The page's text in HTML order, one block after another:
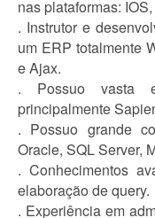
nas plataformas:
. Instrutor e
um ERP totalmente
e Ajax.
. Possuo vasta
principalmente
. Possuo grande
Oracle, SQL Server,
. Conhecimentos
elaboração de query.
. Experiência em